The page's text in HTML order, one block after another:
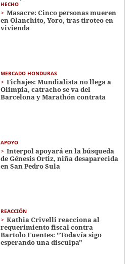
HECHO
Masacre: Cinco personas mueren
en Olanchito, Yoro, tras tiroteo en
vivienda
MERCADO HONDURAS
Fichajes: Mundialista no llega a
Olimpia, catracho se va del
Barcelona y Marathón contrata
APOYO
Interpol apoyará en la búsqueda
de Génesis Ortiz, niña desaparecida
en San Pedro Sula
REACCIÓN
Kathia Crivelli reacciona al
requerimiento fiscal contra
Bartolo Fuentes: "Todavía sigo
esperando una disculpa"